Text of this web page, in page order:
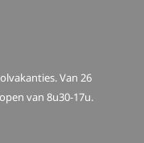
Van 26
van 8u30-17u.